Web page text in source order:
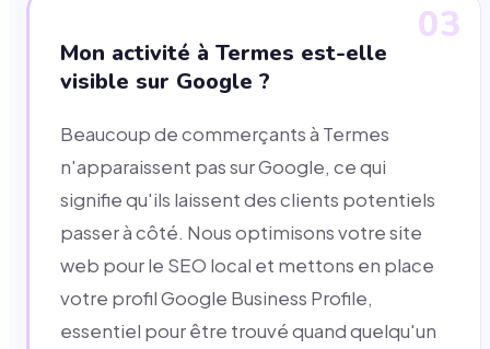
03
Mon activité à Termes est-elle
visible sur Google ?
Beaucoup de commerçants à Termes
n'apparaissent pas sur Google, ce qui
signifie qu'ils laissent des clients potentiels
passer à côté. Nous optimisons votre site
web pour le SEO local et mettons en place
votre profil Google Business Profile,
essentiel pour être trouvé quand quelqu'un